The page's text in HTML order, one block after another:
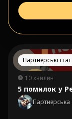
Партнерські
10 хвилин
5 помилок у
Партнерська